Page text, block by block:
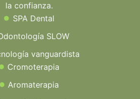
la confianza.
SPA Dental
SLOW
vanguardista
Cromoterapia
Aromaterapia